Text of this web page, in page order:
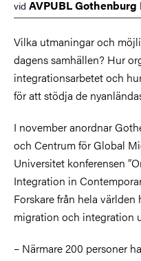
vid AVPUBL Gothenburg
Vilka utmaningar och
dagens samhällen? Hur
integrationsarbetet och
för att stödja de
I november anordnar
och Centrum för Global
Universitet konferensen
Integration in
Forskare från hela
migration och integration
– Närmare 200 personer